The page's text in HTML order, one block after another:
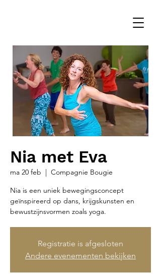
Nia met Eva
ma 20 feb
  |
Compagnie Bougie
Nia is een uniek bewegingsconcept
geïnspireerd op dans, krijgskunsten en
bewustzijnsvormen zoals yoga.
Registratie is afgesloten
Andere evenementen bekijken